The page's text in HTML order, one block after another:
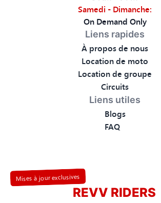
Samedi - Dimanche:
On Demand Only
Liens rapides
À propos de nous
Location de moto
Location de groupe
Circuits
Liens utiles
Blogs
FAQ
Mises à jour exclusives
REVV RIDERS